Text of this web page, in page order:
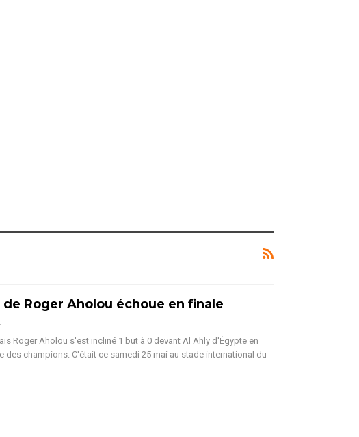
de Roger Aholou échoue en finale
Roger Aholou s'est incliné 1 but à 0 devant Al Ahly d'Égypte en
des champions. C'était ce samedi 25 mai au stade international du